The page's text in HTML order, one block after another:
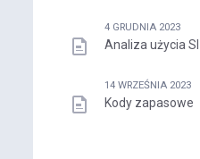
4 GRUDNIA 2023
Analiza użycia SI
14 WRZEŚNIA 2023
Kody zapasowe